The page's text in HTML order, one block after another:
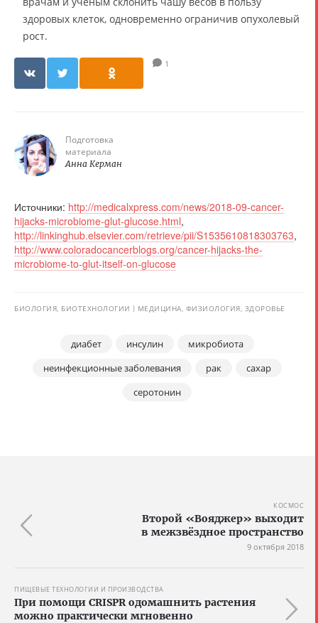
здоровых клеток, одновременно ограничив опухолевый
рост.
1
Подготовка
материала
Анна Керман
Источники: http://medicalxpress.com/news/2018-09-cancer-
hijacks-microbiome-glut-glucose.html,
http://linkinghub.elsevier.com/retrieve/pii/S1535610818303763,
http://www.coloradocancerblogs.org/cancer-hijacks-the-
microbiome-to-glut-itself-on-glucose
БИОЛОГИЯ, БИОТЕХНОЛОГИИ МЕДИЦИНА, ФИЗИОЛОГИЯ, ЗДОРОВЬЕ
диабет инсулин
микробиота
неинфекционные заболевания
рак
сахар
серотонин
КОСМОС
Второй «Вояджер» выходит
в межзвёздное пространство
9 октября 2018
ПИЩЕВЫЕ ТЕХНОЛОГИИ И ПРОИЗВОДСТВА
При помощи CRISPR одомашнить растения
можно практически мгновенно